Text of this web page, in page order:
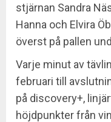
stjärnan Sandra
Hanna och Elvira
överst på pallen
Varje minut av
februari till
på discovery+,
höjdpunkter från